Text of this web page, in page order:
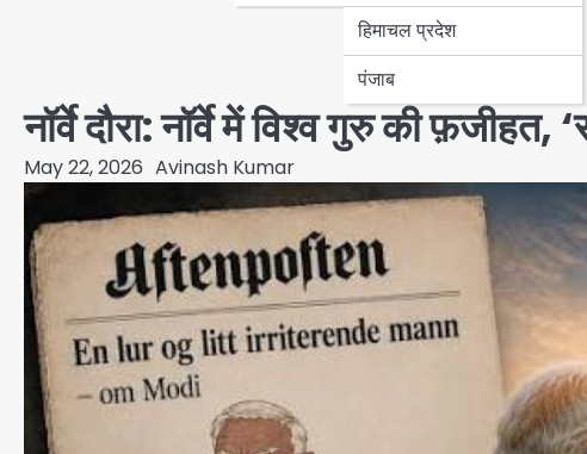
हिमाचल प्रदेश
पंजाब
नॉर्वे दौरा: नॉर्वे में विश्व गुरु की फ़जीहत,
May 22, 2026 Avinash Kumar